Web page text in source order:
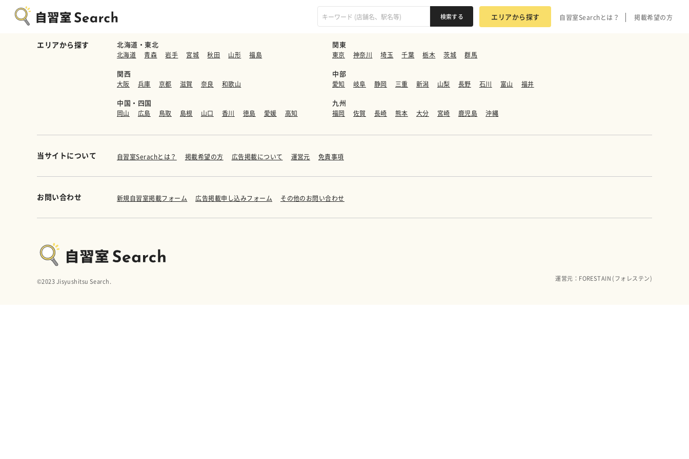
エリアから探す 自習室Searchとは？ 掲載希望の方
エリアから探す 北海道・東北
北海道 青森 岩手 宮城 秋田 山形 福島
関東
東京 神奈川 埼玉 千葉 栃木 茨城 群馬
関西
大阪 兵庫 京都 滋賀 奈良 和歌山
中部
愛知 岐阜 静岡 三重 新潟 山梨 長野 石川 富山 福井
中国・四国
岡山 広島 鳥取 島根 山口 香川 徳島 愛媛 高知
九州
福岡 佐賀 長崎 熊本 大分 宮崎 鹿児島 沖縄
当サイトについて 自習室Serachとは？ 掲載希望の方 広告掲載について 運営元 免責事項
お問い合わせ 新規自習室掲載フォーム 広告掲載申し込みフォーム その他のお問い合わせ
©︎2023 Jisyushitsu Search. 運営元：FORESTAIN (フォレステン)